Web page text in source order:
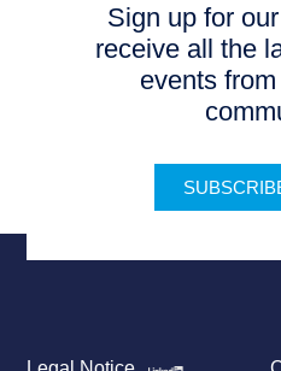
Sign up for
receive all the
events